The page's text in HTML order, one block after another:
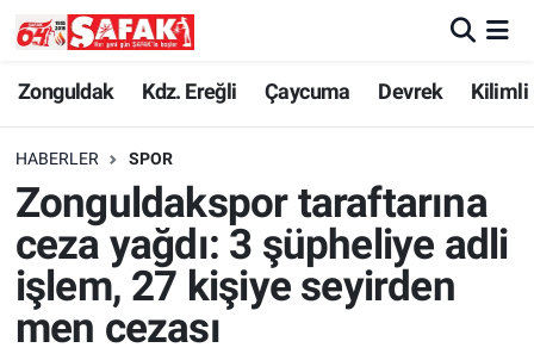
Zonguldak Kdz. Ereğli Çaycuma Devrek Kilimli
HABERLER SPOR
Zonguldakspor taraftarına
ceza yağdı: 3 şüpheliye adli
işlem, 27 kişiye seyirden
men cezası
Zonguldak
Kdz. Ereğli
Çaycuma
Devrek
Kilimli
Zonguldak Nöbetçi Eczaneler
Zonguldak Hava Durumu
Zonguldak Namaz Vakitleri
Zonguldak Trafik Yoğunluk Haritası
Süper Lig Puan Durumu ve Fikstür